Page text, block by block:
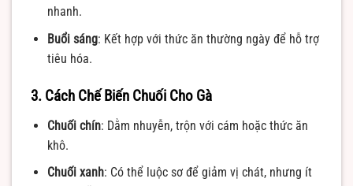
nhanh.
Buổi sáng: Kết hợp với thức ăn thường ngày để hỗ trợ
tiêu hóa.
3. Cách Chế Biến Chuối Cho Gà
Chuối chín: Dằm nhuyễn, trộn với cám hoặc thức ăn
khô.
Chuối xanh: Có thể luộc sơ để giảm vị chát, nhưng ít